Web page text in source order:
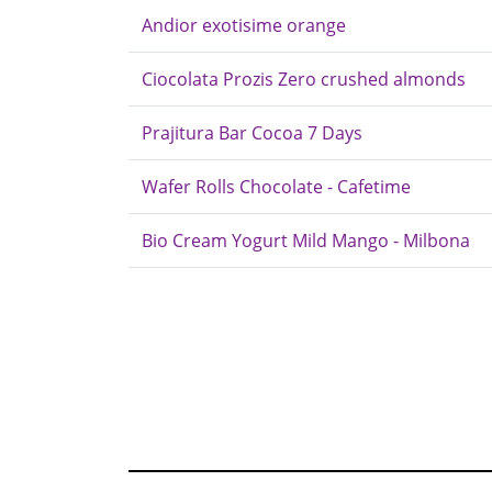
Andior exotisime orange
Ciocolata Prozis Zero crushed almonds
Prajitura Bar Cocoa 7 Days
Wafer Rolls Chocolate - Cafetime
Bio Cream Yogurt Mild Mango - Milbona